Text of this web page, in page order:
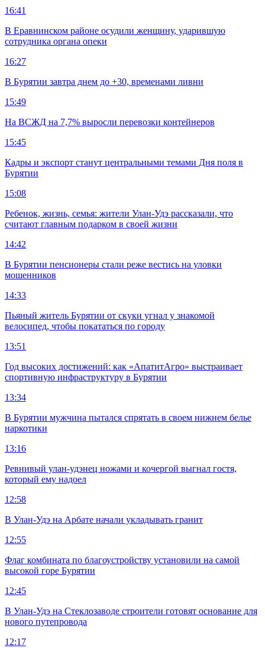
16:41
В Еравнинском районе осудили женщину, ударившую
сотрудника органа опеки
16:27
В Бурятии завтра днем до +30, временами ливни
15:49
На ВСЖД на 7,7% выросли перевозки контейнеров
15:45
Кадры и экспорт станут центральными темами Дня поля в
Бурятии
15:08
Ребенок, жизнь, семья: жители Улан-Удэ рассказали, что
считают главным подарком в своей жизни
14:42
В Бурятии пенсионеры стали реже вестись на уловки
мошенников
14:33
Пьяный житель Бурятии от скуки угнал у знакомой
велосипед, чтобы покататься по городу
13:51
Год высоких достижений: как «АпатитАгро» выстраивает
спортивную инфраструктуру в Бурятии
13:34
В Бурятии мужчина пытался спрятать в своем нижнем белье
наркотики
13:16
Ревнивый улан-удэнец ножами и кочергой выгнал гостя,
который ему надоел
12:58
В Улан-Удэ на Арбате начали укладывать гранит
12:55
Флаг комбината по благоустройству установили на самой
высокой горе Бурятии
12:45
В Улан-Удэ на Стеклозаводе строители готовят основание для
нового путепровода
12:17